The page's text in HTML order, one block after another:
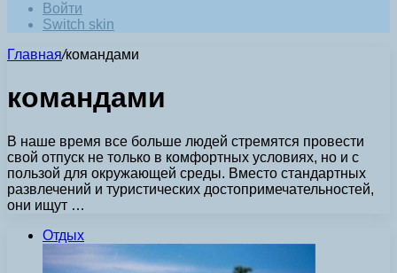
Войти
Switch skin
Главная/командами
командами
В наше время все больше людей стремятся провести
свой отпуск не только в комфортных условиях, но и с
пользой для окружающей среды. Вместо стандартных
развлечений и туристических достопримечательностей,
они ищут …
Отдых